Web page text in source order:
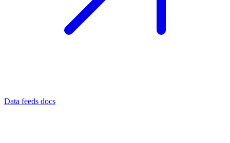
Data feeds docs